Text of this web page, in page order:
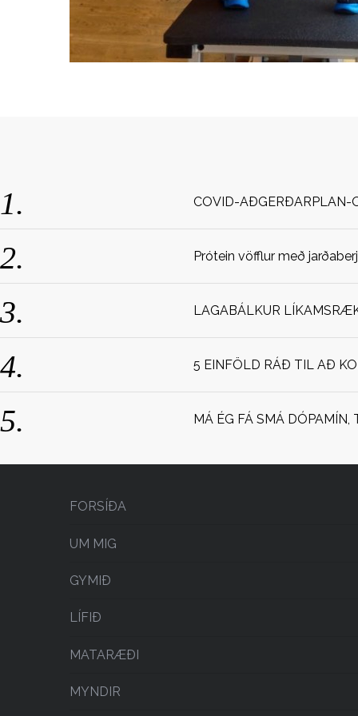
COVID-AÐGERÐARPLAN-
Prótein vöfflur með
LAGABÁLKUR
5 EINFÖLD RÁÐ TIL AÐ
MÁ ÉG FÁ SMÁ DÓPAMÍN,
FORSÍÐA
UM MIG
GYMIÐ
LÍFIÐ
MATARÆÐI
MYNDIR